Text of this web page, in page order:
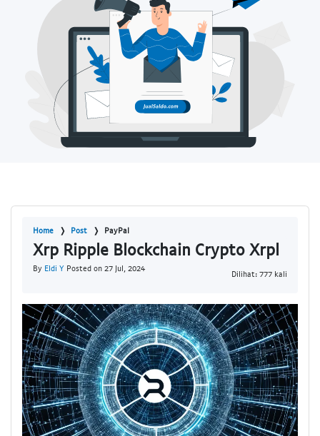
Home Post PayPal
Xrp Ripple Blockchain Crypto Xrpl
By Eldi Y Posted on 27 Jul, 2024
Dilihat: 777 kali